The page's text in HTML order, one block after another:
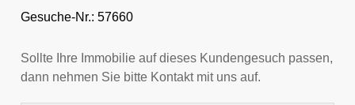
Gesuche-Nr.: 57660
Sollte Ihre Immobilie auf dieses Kundengesuch passen,
dann nehmen Sie bitte Kontakt mit uns auf.